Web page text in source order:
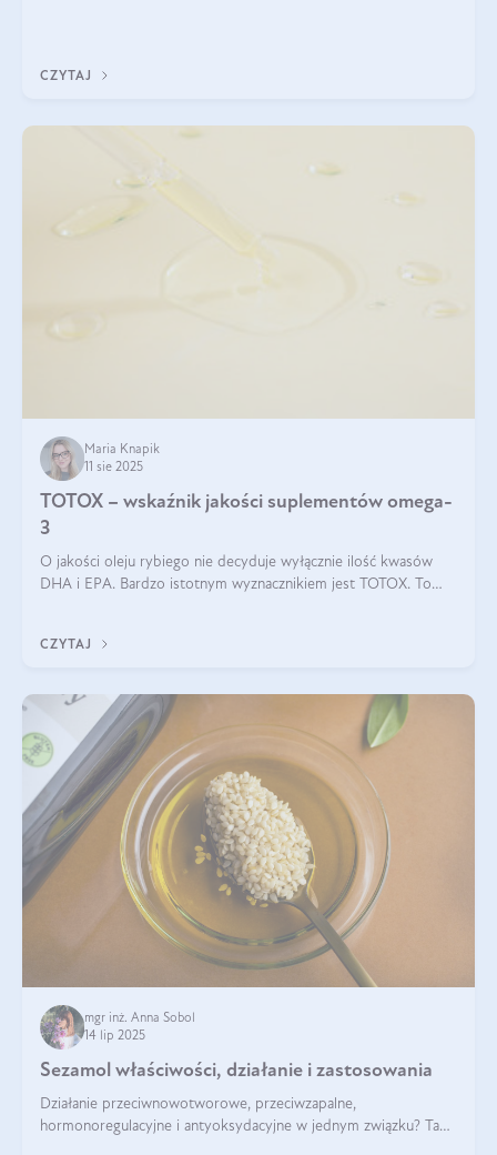
CZYTAJ
Maria Knapik
11 sie 2025
TOTOX – wskaźnik jakości suplementów omega-
3
O jakości oleju rybiego nie decyduje wyłącznie ilość kwasów
DHA i EPA. Bardzo istotnym wyznacznikiem jest TOTOX. To
CZYTAJ
mgr inż. Anna Sobol
14 lip 2025
Sezamol właściwości, działanie i zastosowania
Działanie przeciwnowotworowe, przeciwzapalne,
hormonoregulacyjne i antyoksydacyjne w jednym związku? Tak